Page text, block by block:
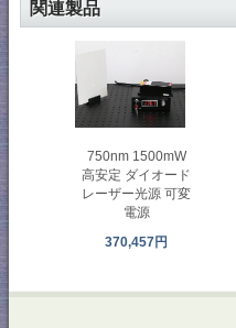
関連製品
750nm 1500mW
高安定 ダイオード
レーザー光源 可変
電源
370,457円